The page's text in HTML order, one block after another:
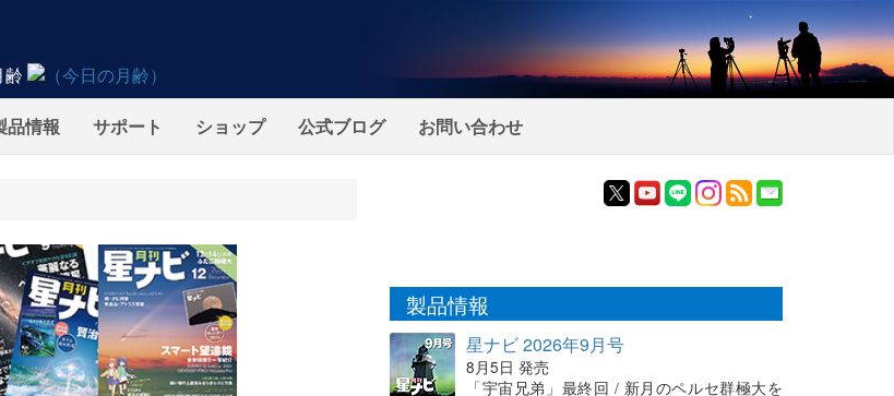
齢
品情報 サポート ショップ 公式ブログ お問い合わせ
製品情報
星ナビ 2026年9月号
8月5日 発売
「宇宙兄弟」最終回 / 新月のペルセ群極大を